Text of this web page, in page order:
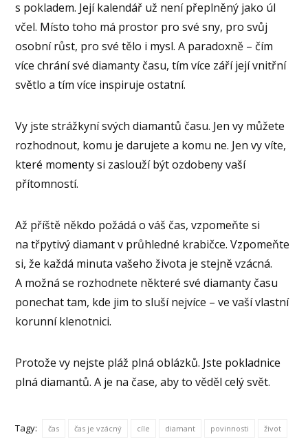
s pokladem. Její kalendář už není přeplněný jako úl
včel. Místo toho má prostor pro své sny, pro svůj
osobní růst, pro své tělo i mysl. A paradoxně – čím
více chrání své diamanty času, tím více září její vnitřní
světlo a tím více inspiruje ostatní.
Vy jste strážkyní svých diamantů času. Jen vy můžete
rozhodnout, komu je darujete a komu ne. Jen vy víte,
které momenty si zaslouží být ozdobeny vaší
přítomností.
Až příště někdo požádá o váš čas, vzpomeňte si
na třpytivý diamant v průhledné krabičce. Vzpomeňte
si, že každá minuta vašeho života je stejně vzácná.
A možná se rozhodnete některé své diamanty času
ponechat tam, kde jim to sluší nejvíce – ve vaší vlastní
korunní klenotnici.
Protože vy nejste pláž plná oblázků. Jste pokladnice
plná diamantů. A je na čase, aby to věděl celý svět.
Tagy: čas čas je vzácný cíle diamant povinnosti život